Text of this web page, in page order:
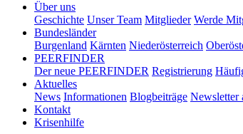
Über uns
Geschichte Unser Team Mitglieder Werde
Bundesländer
Burgenland Kärnten Niederösterreich
PEERFINDER
Der neue PEERFINDER Registrierung
Aktuelles
News Informationen Blogbeiträge Newsletter
Kontakt
Krisenhilfe